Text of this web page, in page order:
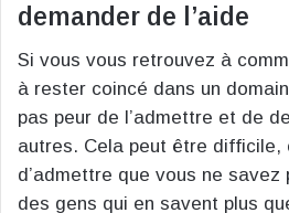
demander de l’aide
Si vous vous retrouvez à
à rester coincé dans un
pas peur de l’admettre et de
autres. Cela peut être difficile,
d’admettre que vous ne savez
des gens qui en savent plus